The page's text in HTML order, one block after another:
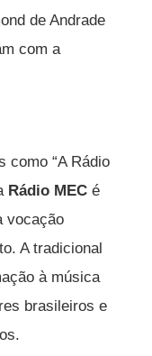
de Andrade
com a
como “A Rádio
Rádio MEC é
vocação
A tradicional
à música
brasileiros e